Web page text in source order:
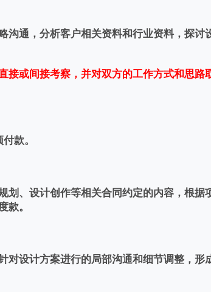
通，分析客户相关资料和行业资料，探讨
接或间接考察，并对双方的工作方式和思路
款。
划、设计创作等相关合同约定的内容，根据
款。
设计方案进行的局部沟通和细节调整，形